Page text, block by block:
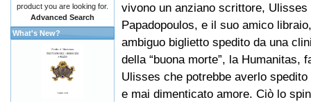
vivono un anziano scrittore, Ulisses
Papadopoulos, e il suo amico
ambiguo biglietto spedito da una
della “buona morte”, la Humanitas,
Ulisses che potrebbe averlo
e mai dimenticato amore. Ciò lo
product you are looking for.
Advanced Search
What's New?